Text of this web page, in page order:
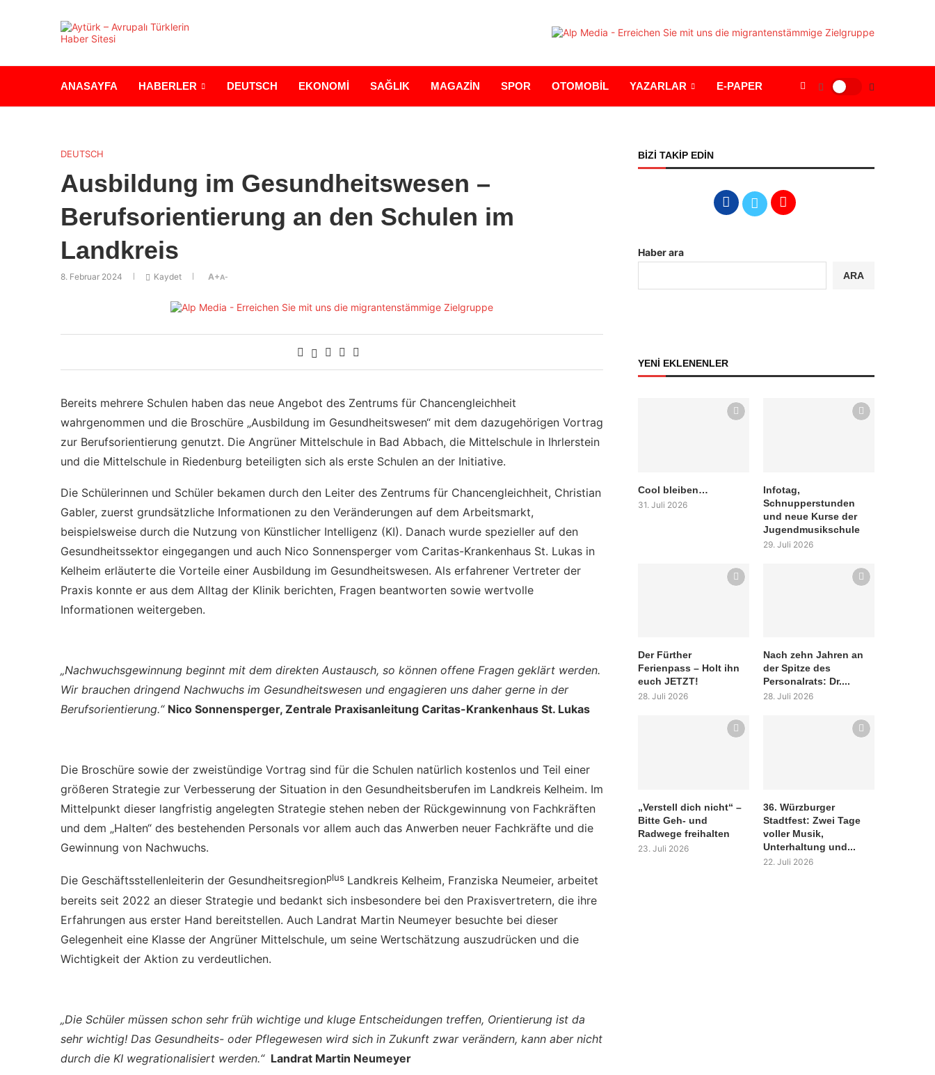
ANASAYFA HABERLER DEUTSCH EKONOMİ SAĞLIK MAGAZİN SPOR OTOMOBİL YAZARLAR E-PAPER
DEUTSCH
Ausbildung im Gesundheitswesen –
Berufsorientierung an den Schulen im
Landkreis
8. Februar 2024 Kaydet A+A-
Bereits mehrere Schulen haben das neue Angebot des Zentrums für Chancengleichheit
wahrgenommen und die Broschüre „Ausbildung im Gesundheitswesen“ mit dem dazugehörigen Vortrag
zur Berufsorientierung genutzt. Die Angrüner Mittelschule in Bad Abbach, die Mittelschule in Ihrlerstein
und die Mittelschule in Riedenburg beteiligten sich als erste Schulen an der Initiative.
Die Schülerinnen und Schüler bekamen durch den Leiter des Zentrums für Chancengleichheit, Christian
Gabler, zuerst grundsätzliche Informationen zu den Veränderungen auf dem Arbeitsmarkt,
beispielsweise durch die Nutzung von Künstlicher Intelligenz (KI). Danach wurde spezieller auf den
Gesundheitssektor eingegangen und auch Nico Sonnensperger vom Caritas-Krankenhaus St. Lukas in
Kelheim erläuterte die Vorteile einer Ausbildung im Gesundheitswesen. Als erfahrener Vertreter der
Praxis konnte er aus dem Alltag der Klinik berichten, Fragen beantworten sowie wertvolle
Informationen weitergeben.
„Nachwuchsgewinnung beginnt mit dem direkten Austausch, so können offene Fragen geklärt werden.
Wir brauchen dringend Nachwuchs im Gesundheitswesen und engagieren uns daher gerne in der
Berufsorientierung.“ Nico Sonnensperger, Zentrale Praxisanleitung Caritas-Krankenhaus St. Lukas
Die Broschüre sowie der zweistündige Vortrag sind für die Schulen natürlich kostenlos und Teil einer
größeren Strategie zur Verbesserung der Situation in den Gesundheitsberufen im Landkreis Kelheim. Im
Mittelpunkt dieser langfristig angelegten Strategie stehen neben der Rückgewinnung von Fachkräften
und dem „Halten“ des bestehenden Personals vor allem auch das Anwerben neuer Fachkräfte und die
Gewinnung von Nachwuchs.
Die Geschäftsstellenleiterin der Gesundheitsregionplus Landkreis Kelheim, Franziska Neumeier, arbeitet
bereits seit 2022 an dieser Strategie und bedankt sich insbesondere bei den Praxisvertretern, die ihre
Erfahrungen aus erster Hand bereitstellen. Auch Landrat Martin Neumeyer besuchte bei dieser
Gelegenheit eine Klasse der Angrüner Mittelschule, um seine Wertschätzung auszudrücken und die
Wichtigkeit der Aktion zu verdeutlichen.
„Die Schüler müssen schon sehr früh wichtige und kluge Entscheidungen treffen, Orientierung ist da
sehr wichtig! Das Gesundheits- oder Pflegewesen wird sich in Zukunft zwar verändern, kann aber nicht
durch die KI wegrationalisiert werden.“ Landrat Martin Neumeyer
BİZİ TAKİP EDİN
Haber ara
ARA
YENİ EKLENENLER
Cool bleiben…
31. Juli 2026
Infotag,
Schnupperstunden
und neue Kurse der
Jugendmusikschule
29. Juli 2026
Der Fürther
Ferienpass – Holt ihn
euch JETZT!
28. Juli 2026
Nach zehn Jahren an
der Spitze des
Personalrats: Dr....
28. Juli 2026
„Verstell dich nicht“ –
Bitte Geh- und
Radwege freihalten
23. Juli 2026
36. Würzburger
Stadtfest: Zwei Tage
voller Musik,
Unterhaltung und...
22. Juli 2026